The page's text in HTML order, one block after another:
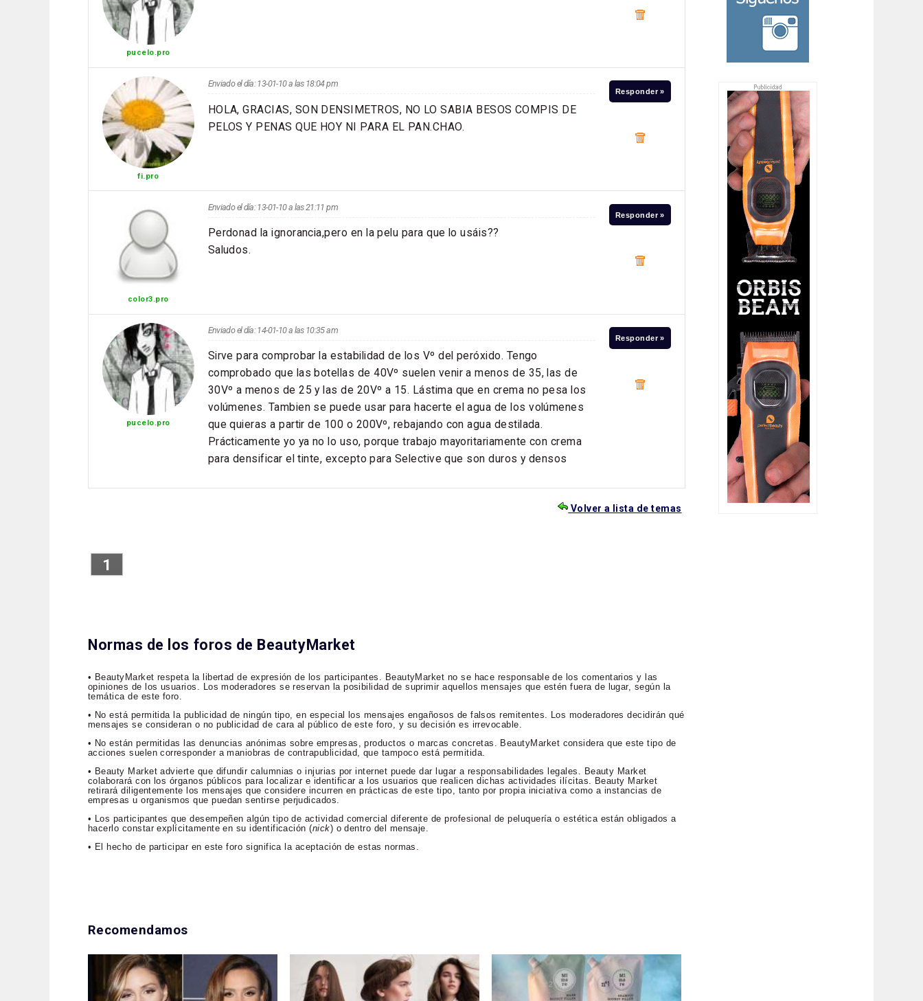
pucelo.pro
fi.pro
Enviado el día: 13-01-10 a las 18:04 pm
HOLA, GRACIAS, SON DENSIMETROS, NO LO SABIA BESOS COMPIS DE
PELOS Y PENAS QUE HOY NI PARA EL PAN.CHAO.
Responder »
color3.pro
Enviado el día: 13-01-10 a las 21:11 pm
Perdonad la ignorancia,pero en la pelu para que lo usáis??
Saludos.
Responder »
pucelo.pro
Enviado el día: 14-01-10 a las 10:35 am
Sirve para comprobar la estabilidad de los Vº del peróxido. Tengo
comprobado que las botellas de 40Vº suelen venir a menos de 35, las de
30Vº a menos de 25 y las de 20Vº a 15. Lástima que en crema no pesa los
volúmenes. Tambien se puede usar para hacerte el agua de los volúmenes
que quieras a partir de 100 o 200Vº, rebajando con agua destilada.
Prácticamente yo ya no lo uso, porque trabajo mayoritariamente con crema
para densificar el tinte, excepto para Selective que son duros y densos
Responder »
Volver a lista de temas
1
Normas de los foros de BeautyMarket
• BeautyMarket respeta la libertad de expresión de los participantes. BeautyMarket no se hace responsable de los comentarios y las
opiniones de los usuarios. Los moderadores se reservan la posibilidad de suprimir aquellos mensajes que estén fuera de lugar, según la
temática de este foro.
• No está permitida la publicidad de ningún tipo, en especial los mensajes engañosos de falsos remitentes. Los moderadores decidirán qué
mensajes se consideran o no publicidad de cara al público de este foro, y su decisión es irrevocable.
• No están permitidas las denuncias anónimas sobre empresas, productos o marcas concretas. BeautyMarket considera que este tipo de
acciones suelen corresponder a maniobras de contrapublicidad, que tampoco está permitida.
• Beauty Market advierte que difundir calumnias o injurias por internet puede dar lugar a responsabilidades legales. Beauty Market
colaborará con los órganos públicos para localizar e identificar a los usuarios que realicen dichas actividades ilícitas. Beauty Market
retirará diligentemente los mensajes que considere incurren en prácticas de este tipo, tanto por propia iniciativa como a instancias de
empresas u organismos que puedan sentirse perjudicados.
• Los participantes que desempeñen algún tipo de actividad comercial diferente de profesional de peluquería o estética están obligados a
hacerlo constar explícitamente en su identificación (nick) o dentro del mensaje.
• El hecho de participar en este foro significa la aceptación de estas normas.
Recomendamos